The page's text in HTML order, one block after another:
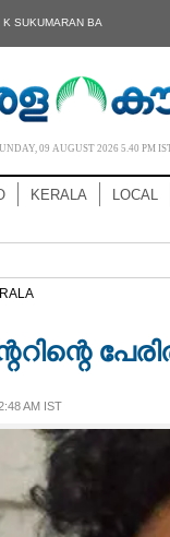
SUKUMARAN BA
09 AUGUST 2026 5.40 PM
KERALA LOCAL
AM IST